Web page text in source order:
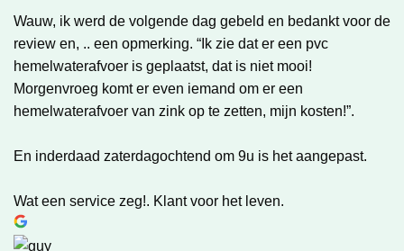
Wauw, ik werd de volgende dag gebeld en bedankt voor de
review en, .. een opmerking. “Ik zie dat er een pvc
hemelwaterafvoer is geplaatst, dat is niet mooi!
Morgenvroeg komt er even iemand om er een
hemelwaterafvoer van zink op te zetten, mijn kosten!”.
En inderdaad zaterdagochtend om 9u is het aangepast.
Wat een service zeg!. Klant voor het leven.